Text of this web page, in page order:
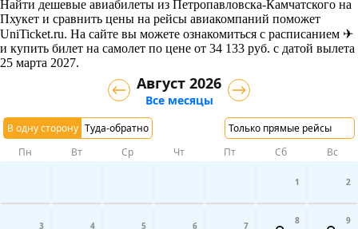
Найти дешевые авиабилеты из Петропавловска-Камчатского на
Пхукет и сравнить цены на рейсы авиакомпаний поможет
UniTicket.ru. На сайте вы можете ознакомиться с расписанием ✈
и купить билет на самолет по цене от 34 133 руб. с датой вылета
25 марта 2027.
В одну сторону Туда-обратно Только прямые рейсы
Август 2026
Все месяцы
Пн Вт Ср Чт Пт Сб Вс
1 2
3 4 5 6 7 8 9